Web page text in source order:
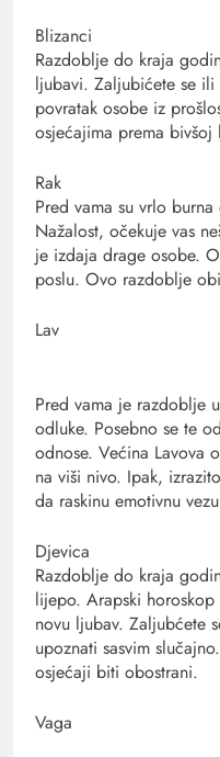
Blizanci
Razdoblje do kraja
ljubavi. Zaljubićete se
povratak osobe iz
osjećajima prema
Rak
Pred vama su vrlo
Nažalost, očekuje vas
je izdaja drage osobe.
poslu. Ovo razdoblje
Lav
Pred vama je razdoblje
odluke. Posebno se te
odnose. Većina Lavova
na viši nivo. Ipak,
da raskinu emotivnu
Djevica
Razdoblje do kraja
lijepo. Arapski
novu ljubav. Zaljubćete
upoznati sasvim
osjećaji biti obostrani.
Vaga